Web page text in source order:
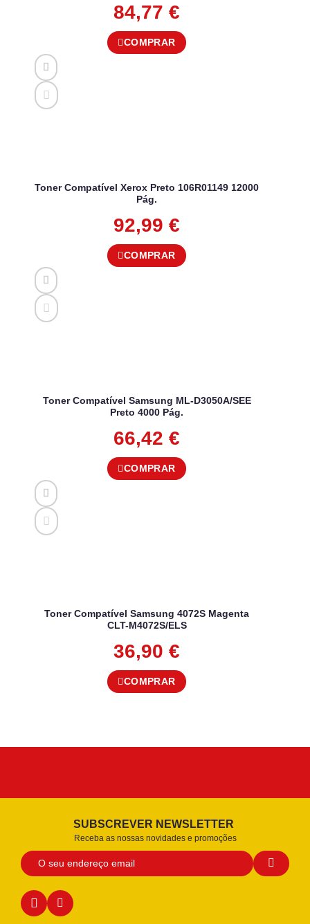
84,77 €
COMPRAR
Toner Compatível Xerox Preto 106R01149 12000
Pág.
92,99 €
COMPRAR
Toner Compatível Samsung ML-D3050A/SEE
Preto 4000 Pág.
66,42 €
COMPRAR
Toner Compatível Samsung 4072S Magenta
CLT-M4072S/ELS
36,90 €
COMPRAR
SUBSCREVER NEWSLETTER
Receba as nossas novidades e promoções